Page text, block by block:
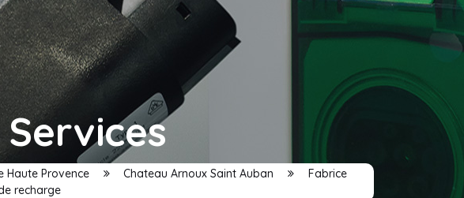
Haute Provence Chateau Arnoux Saint Auban
Fabrice
recharge